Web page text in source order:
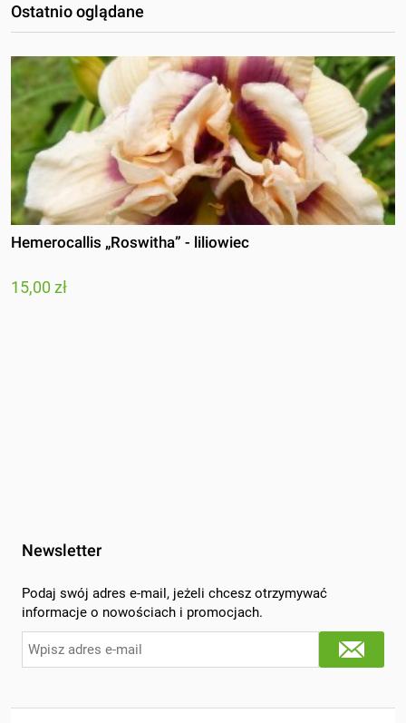
Ostatnio oglądane
Hemerocallis „Roswitha” - liliowiec
15,00 zł
Newsletter
Podaj swój adres e-mail, jeżeli chcesz otrzymywać
informacje o nowościach i promocjach.